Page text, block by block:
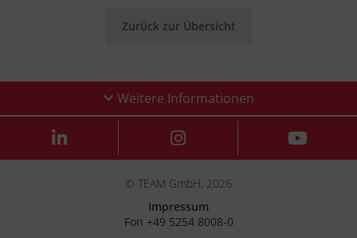
Zurück zur Übersicht
Weitere Informationen
© TEAM GmbH, 2026
Impressum
Fon +49 5254 8008-0